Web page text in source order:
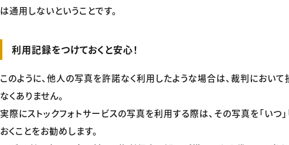
は通用しないということです。
利用記録をつけておくと安心！
このように、他人の写真を許諾なく利用したような場合は、裁判におい
なくありません。
実際にストックフォトサービスの写真を利用する際は、その写真を「いつ
おくことをお勧めします。